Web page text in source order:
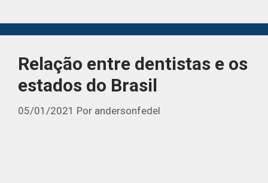
Relação entre dentistas e os
estados do Brasil
05/01/2021 Por andersonfedel